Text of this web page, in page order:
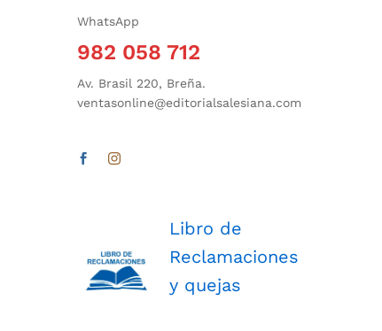
WhatsApp
982 058 712
Av. Brasil 220, Breña.
ventasonline@editorialsalesiana.com
Libro de
Reclamaciones
y quejas